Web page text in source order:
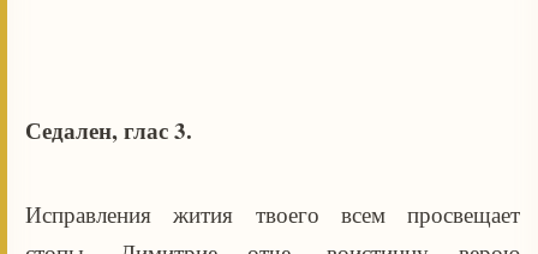
Седален, глас 3.
Исправления жития твоего всем просвещает